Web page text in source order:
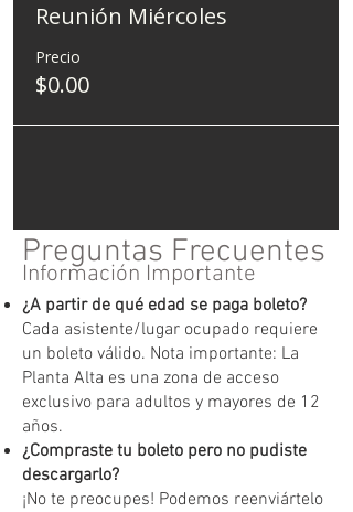
Reunión Miércoles
Precio
$0.00
Preguntas Frecuentes
Información Importante
¿A partir de qué edad se paga boleto?
Cada asistente/lugar ocupado requiere
un boleto válido. Nota importante: La
Planta Alta es una zona de acceso
exclusivo para adultos y mayores de 12
años.
¿Compraste tu boleto pero no pudiste
descargarlo?
¡No te preocupes! Podemos reenviártelo